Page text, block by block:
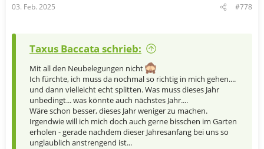
03. Feb. 2025 #778
Taxus Baccata schrieb:
Mit all den Neubelegungen nicht
Ich fürchte, ich muss da nochmal so richtig in mich gehen....
und dann vielleicht echt splitten. Was muss dieses Jahr
unbedingt... was könnte auch nächstes Jahr....
Wäre schon besser, dieses Jahr weniger zu machen.
Irgendwie will ich mich doch auch gerne bisschen im Garten
erholen - gerade nachdem dieser Jahresanfang bei uns so
unglaublich anstrengend ist...